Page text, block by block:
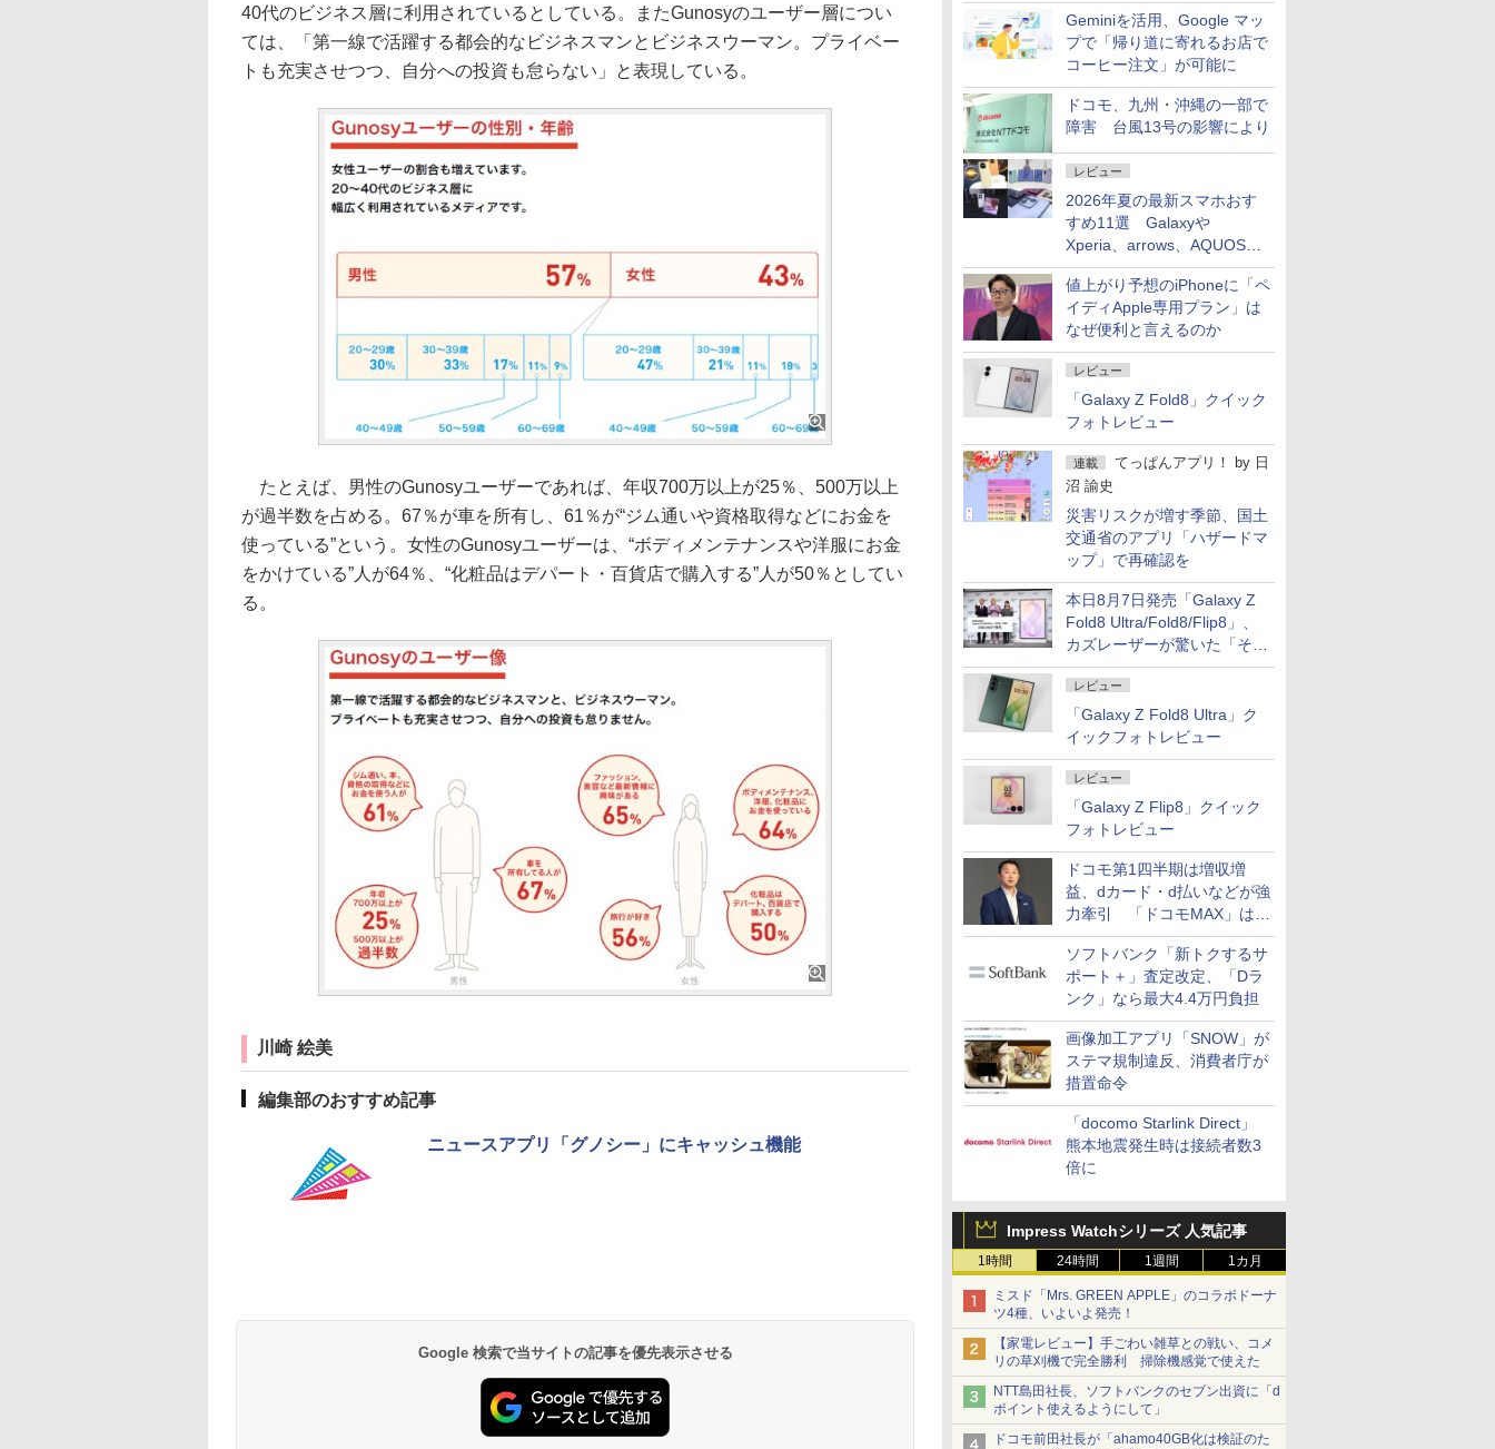
Geminiを活用、Google マッ
プで「帰り道に寄れるお店で
コーヒー注文」が可能に
ドコモ、九州・沖縄の一部で
障害 台風13号の影響により
レビュー
2026年夏の最新スマホおす
すめ11選 Galaxyや
Xperia、arrows、AQUOSな
ど注目機種の特徴は
値上がり予想のiPhoneに「ペ
イディApple専用プラン」は
なぜ便利と言えるのか
レビュー
「Galaxy Z Fold8」クイック
フォトレビュー
連載 てっぱんアプリ！ by 日
沼 諭史
災害リスクが増す季節、国土
交通省のアプリ「ハザードマ
ップ」で再確認を
本日8月7日発売「Galaxy Z
Fold8 Ultra/Fold8/Flip8」、
カズレーザーが驚いた「そば
屋のメニュー並みの薄さ」
レビュー
「Galaxy Z Fold8 Ultra」ク
イックフォトレビュー
レビュー
「Galaxy Z Flip8」クイック
フォトレビュー
ドコモ第1四半期は増収増
益、dカード・d払いなどが強
力牽引 「ドコモMAX」は
400万契約突破
ソフトバンク「新トクするサ
ポート＋」査定改定、「Dラ
ンク」なら最大4.4万円負担
画像加工アプリ「SNOW」が
ステマ規制違反、消費者庁が
措置命令
「docomo Starlink Direct」
熊本地震発生時は接続者数3
倍に
Impress Watchシリーズ 人気記事
1時間 24時間 1週間 1カ月
ミスド「Mrs. GREEN APPLE」のコラボドーナ
ツ4種、いよいよ発売！
【家電レビュー】手ごわい雑草との戦い、コメ
リの草刈機で完全勝利 掃除機感覚で使えた
NTT島田社長、ソフトバンクのセブン出資に「d
ポイント使えるようにして」
ドコモ前田社長が「ahamo40GB化は検証のた
40代のビジネス層に利用されているとしている。またGunosyのユーザー層につい
ては、「第一線で活躍する都会的なビジネスマンとビジネスウーマン。プライベー
トも充実させつつ、自分への投資も怠らない」と表現している。
たとえば、男性のGunosyユーザーであれば、年収700万以上が25％、500万以上
が過半数を占める。67％が車を所有し、61％が“ジム通いや資格取得などにお金を
使っている”という。女性のGunosyユーザーは、“ボディメンテナンスや洋服にお金
をかけている”人が64％、“化粧品はデパート・百貨店で購入する”人が50％としてい
る。
川崎 絵美
編集部のおすすめ記事
ニュースアプリ「グノシー」にキャッシュ機能
Google 検索で当サイトの記事を優先表示させる